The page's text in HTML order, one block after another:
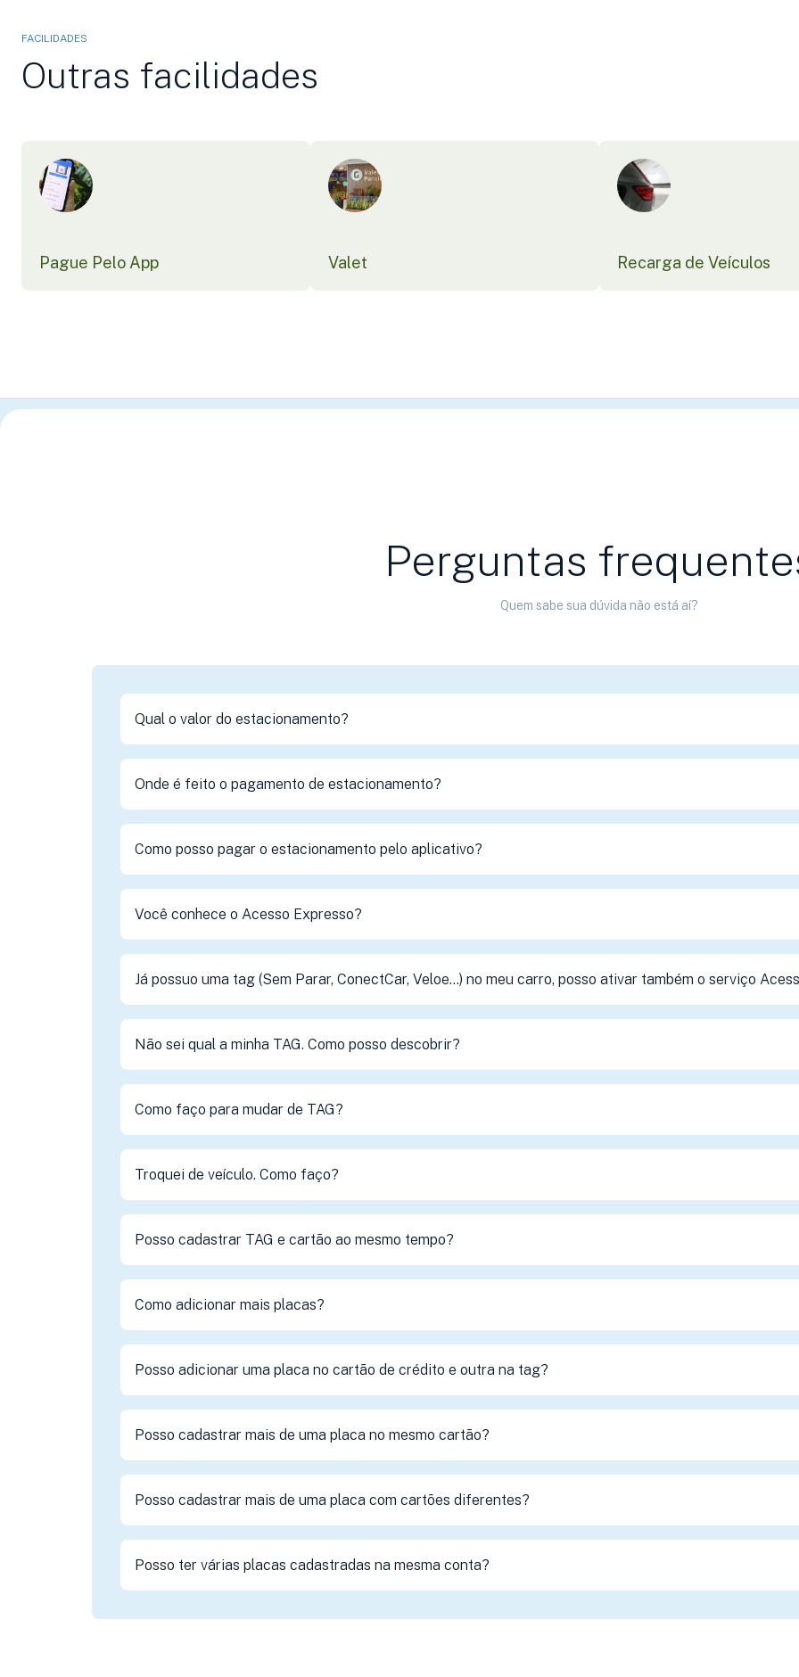
FACILIDADES
Outras facilidades
Pague Pelo App Valet Recarga de Veículos
Perguntas
Quem sabe sua dúvida não está aí?
Qual o valor do estacionamento?
Onde é feito o pagamento de estacionamento?
Como posso pagar o estacionamento pelo aplicativo?
Você conhece o Acesso Expresso?
Já possuo uma tag (Sem Parar, ConectCar, Veloe...) no meu carro, posso ativar também o serviço
Não sei qual a minha TAG. Como posso descobrir?
Como faço para mudar de TAG?
Troquei de veículo. Como faço?
Posso cadastrar TAG e cartão ao mesmo tempo?
Como adicionar mais placas?
Posso adicionar uma placa no cartão de crédito e outra na tag?
Posso cadastrar mais de uma placa no mesmo cartão?
Posso cadastrar mais de uma placa com cartões diferentes?
Posso ter várias placas cadastradas na mesma conta?